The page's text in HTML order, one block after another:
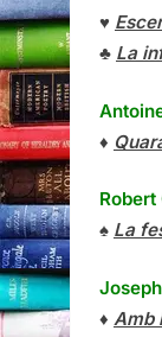
♥
♣ La
♦
♠ La
♦ Amb